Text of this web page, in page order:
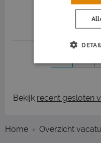
Job highlights
Bekijk recent gesloten
Home Overzicht